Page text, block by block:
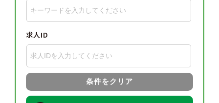
求人ID
条件をクリア